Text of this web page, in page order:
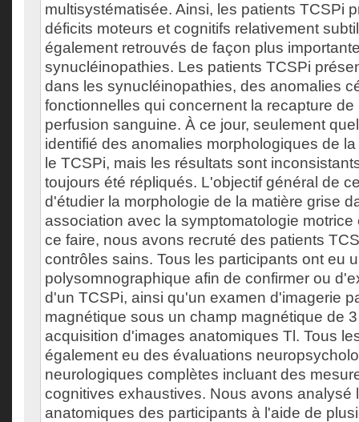
multisystématisée. Ainsi, les patients TCSPi
déficits moteurs et cognitifs relativement
également retrouvés de façon plus
synucléinopathies. Les patients TCSPi
dans les synucléinopathies, des anomalies
fonctionnelles qui concernent la recapture
perfusion sanguine. À ce jour, seulement
identifié des anomalies morphologiques de
le TCSPi, mais les résultats sont
toujours été répliqués. L'objectif général de
d'étudier la morphologie de la matière grise
association avec la symptomatologie motrice
ce faire, nous avons recruté des patients
contrôles sains. Tous les participants ont eu
polysomnographique afin de confirmer ou
d'un TCSPi, ainsi qu'un examen d'imagerie
magnétique sous un champ magnétique de
acquisition d'images anatomiques Tl. Tous
également eu des évaluations
neurologiques complètes incluant des
cognitives exhaustives. Nous avons analysé
anatomiques des participants à l'aide de